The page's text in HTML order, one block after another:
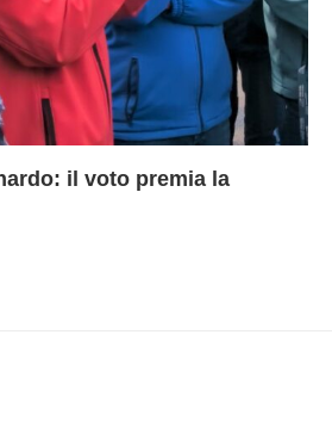
il voto premia la